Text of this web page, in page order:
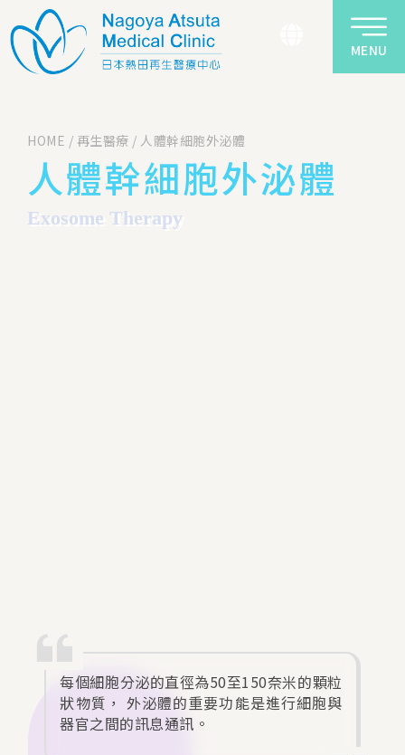
MENU
人體幹細胞外泌體
Exosome Therapy
HOME / 再生醫療 / 人體幹細胞外泌體
每個細胞分泌的直徑為50至150奈米的顆粒
狀物質， 外泌體的重要功能是進行細胞與
器官之間的訊息通訊。